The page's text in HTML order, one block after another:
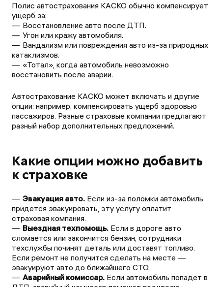
Полис автострахования КАСКО обычно компенсирует
ущерб за:
Восстановление авто после ДТП.
Угон или кражу автомобиля.
Вандализм или повреждения авто из-за природных
катаклизмов.
«Тотал», когда автомобиль невозможно
восстановить после аварии.
Автострахование КАСКО может включать и другие
опции: например, компенсировать ущерб здоровью
пассажиров. Разные страховые компании предлагают
разный набор дополнительных предложений.
Какие опции можно добавить
к страховке
Эвакуация авто. Если из-за поломки автомобиль
придется эвакуировать, эту услугу оплатит
страховая компания.
Выездная техпомощь. Если в дороге авто
сломается или закончится бензин, сотрудники
техслужбы починят деталь или доставят топливо.
Если ремонт не получится сделать на месте —
эвакуируют авто до ближайшего СТО.
Аварийный комиссар. Если автомобиль попадет в